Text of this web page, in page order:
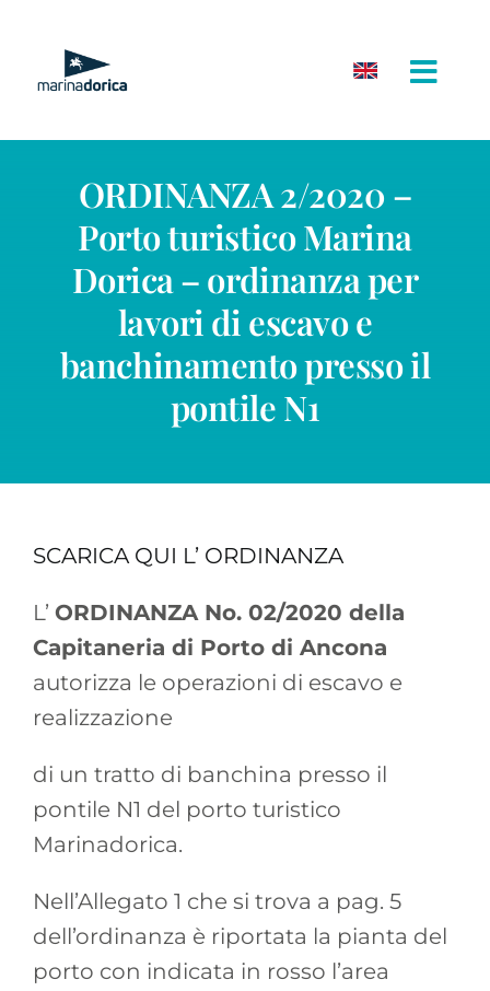
contenuto
ORDINANZA 2/2020 –
Porto turistico Marina
Dorica – ordinanza per
lavori di escavo e
banchinamento presso il
pontile N1
SCARICA QUI L’ ORDINANZA
L’ ORDINANZA No. 02/2020 della
Capitaneria di Porto di Ancona
autorizza le operazioni di escavo e
realizzazione
di un tratto di banchina presso il
pontile N1 del porto turistico
Marinadorica.
Nell’Allegato 1 che si trova a pag. 5
dell’ordinanza è riportata la pianta del
porto con indicata in rosso l’area